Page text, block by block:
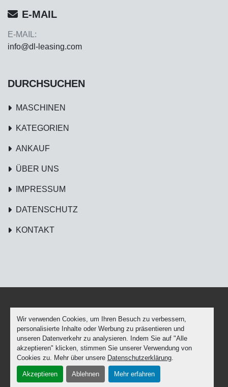
Wir verwenden Cookies, um Ihren Besuch zu verbessern,
personalisierte Inhalte oder Werbung zu präsentieren und
unseren Datenverkehr zu analysieren. Indem Sie auf "Alle
akzeptieren" klicken, stimmen Sie unserer Verwendung von
Cookies zu. Mehr über unsere Datenschutzerklärung.
Akzeptieren Ablehnen Mehr erfahren
E-MAIL
E-MAIL:
info@dl-leasing.com
DURCHSUCHEN
MASCHINEN
KATEGORIEN
ANKAUF
ÜBER UNS
IMPRESSUM
DATENSCHUTZ
KONTAKT
Cookie-Einstellungen
Machinio System-Website vonMachinio
facebook
youtube